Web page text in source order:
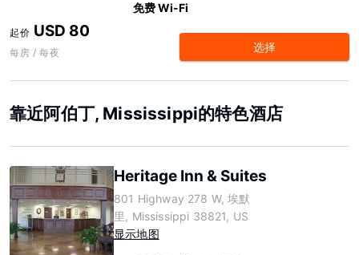
免费 Wi-Fi
起价 USD 80
每房 / 每夜 选择
靠近阿伯丁, Mississippi的特色酒店
Heritage Inn & Suites
801 Highway 278 W, 埃默
里, Mississippi 38821, US
显示地图